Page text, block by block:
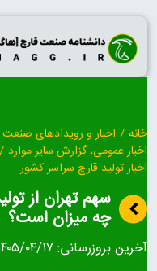
Skip
content
خانه / اخبار و رویدادهای
اخبار عمومی، گزارش سایر موارد /
اخبار تولید قارچ سراسر کشور
سهم تهران از
چه میزان است؟
آخرین بروزرسانی: ۱۴۰۵/۰۴/